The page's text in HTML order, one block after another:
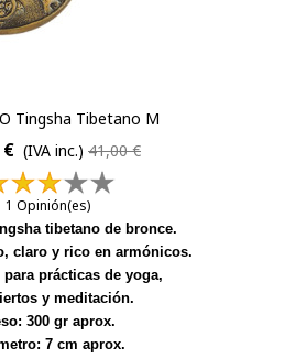
Tingsha Tibetano M
€ (IVA inc.) 41,00 €
1 Opinión(es)
tibetano de bronce.
claro y rico en armónicos.
para prácticas de yoga,
y meditación.
300 gr aprox.
7 cm aprox.